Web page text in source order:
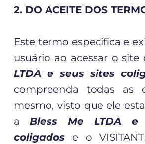
2. DO ACEITE DOS
Este termo especifica e
usuário ao acessar o
LTDA e seus sites
compreenda todas as
mesmo, visto que ele
a Bless Me LTDA e
coligados e o